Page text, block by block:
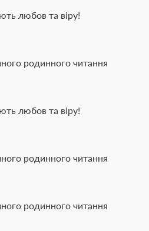
любов та віру!
родинного читання
любов та віру!
родинного читання
родинного читання